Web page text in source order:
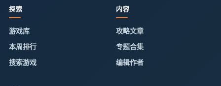
探索
游戏库
本周排行
搜索游戏
内容
攻略文章
专题合集
编辑作者